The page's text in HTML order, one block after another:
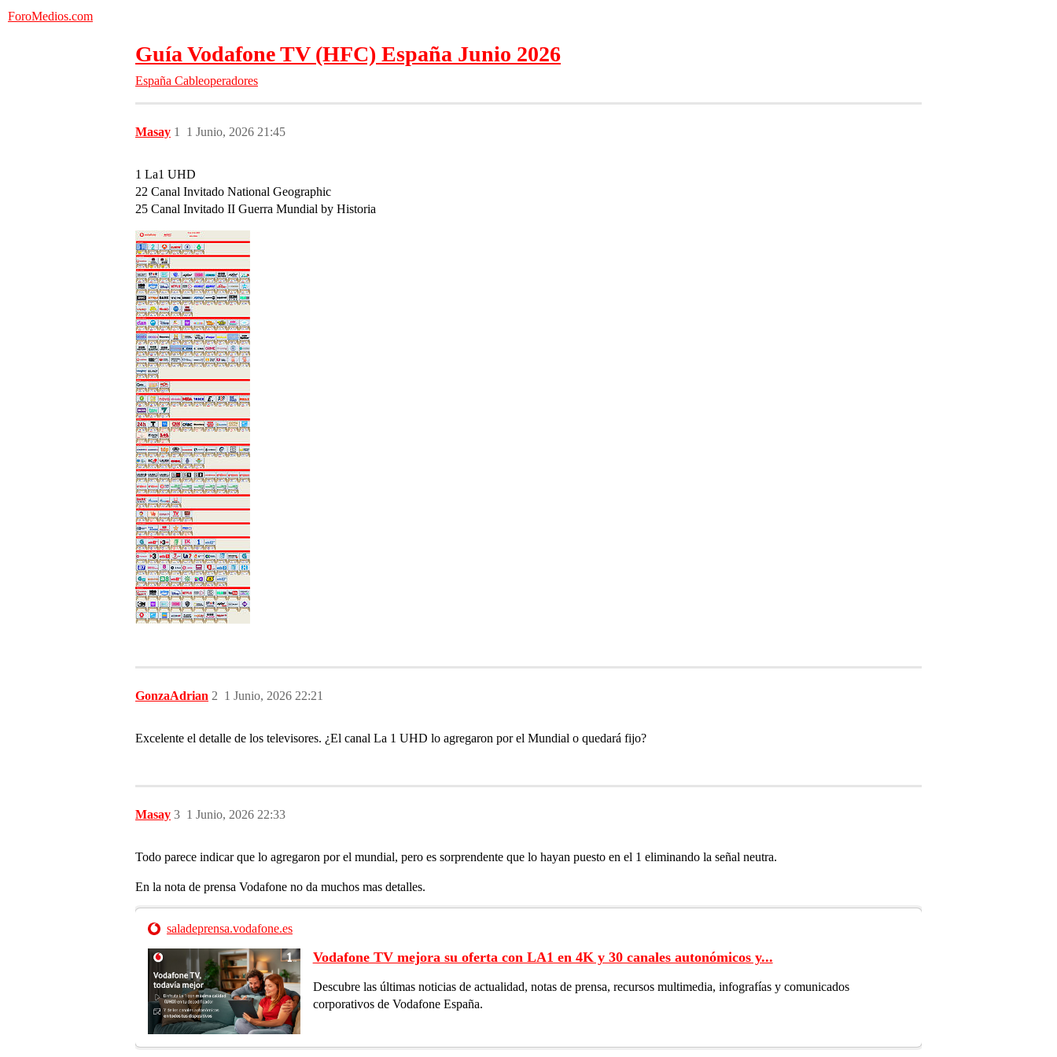
ForoMedios.com
Guía Vodafone TV (HFC) España Junio 2026
España Cableoperadores
Masay 1 Junio, 2026 21:45
1
1 La1 UHD
22 Canal Invitado National Geographic
25 Canal Invitado II Guerra Mundial by Historia
GonzaAdrian 1 Junio, 2026 22:21
2
Excelente el detalle de los televisores. ¿El canal La 1 UHD lo agregaron por el Mundial o quedará fijo?
Masay 1 Junio, 2026 22:33
3
Todo parece indicar que lo agregaron por el mundial, pero es sorprendente que lo hayan puesto en el 1 eliminando la señal neutra.
En la nota de prensa Vodafone no da muchos mas detalles.
saladeprensa.vodafone.es
Vodafone TV mejora su oferta con LA1 en 4K y 30 canales autonómicos y...
Descubre las últimas noticias de actualidad, notas de prensa, recursos multimedia, infografías y comunicados
corporativos de Vodafone España.